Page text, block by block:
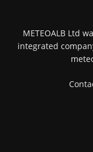
METEOALB Ltd
integrated